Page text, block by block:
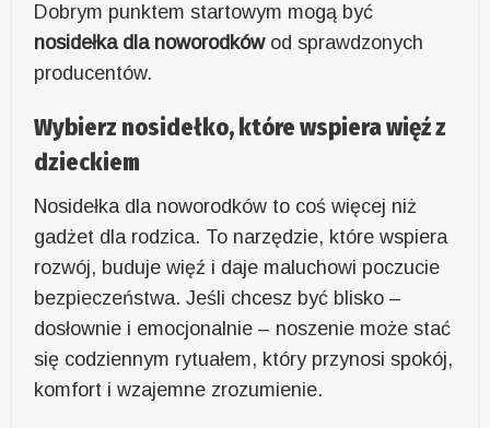
Dobrym punktem startowym mogą być
nosidełka dla noworodkówod sprawdzonych
producentów.
Wybierz nosidełko, które wspiera więź z
dzieckiem
Nosidełka dla noworodków to coś więcej niż
gadżet dla rodzica. To narzędzie, które wspiera
rozwój, buduje więź i daje maluchowi poczucie
bezpieczeństwa. Jeśli chcesz być blisko –
dosłownie i emocjonalnie – noszenie może stać
się codziennym rytuałem, który przynosi spokój,
komfort i wzajemne zrozumienie.